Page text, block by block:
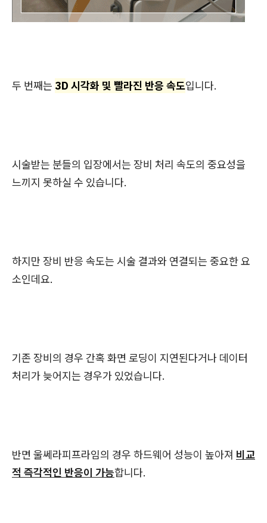
두 번째는 3D 시각화 및 빨라진 반응 속도입니다.
시술받는 분들의 입장에서는 장비 처리 속도의 중요성을
느끼지 못하실 수 있습니다.
하지만 장비 반응 속도는 시술 결과와 연결되는 중요한 요
소인데요.
기존 장비의 경우 간혹 화면 로딩이 지연된다거나 데이터
처리가 늦어지는 경우가 있었습니다.
반면 울쎄라피프라임의 경우 하드웨어 성능이 높아져 비교
적 즉각적인 반응이 가능합니다.